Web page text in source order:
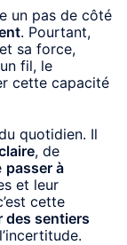
un pas de côté
. Pourtant,
sa force,
fil, le
cette capacité
quotidien. Il
, de
passer à
et leur
cette
des sentiers